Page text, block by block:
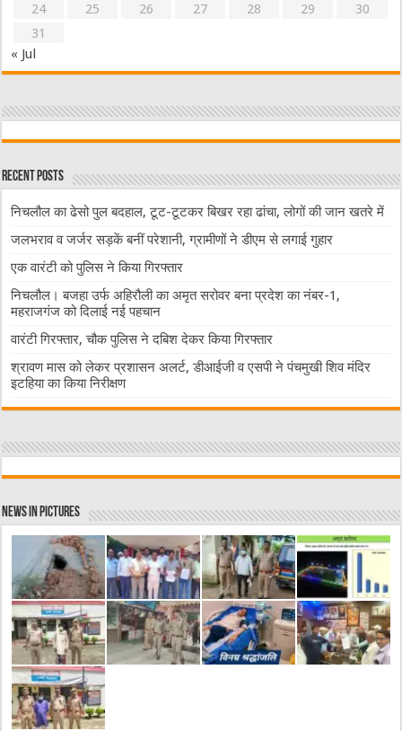
24
25 26 27 28 29
30
31
« Jul
Recent Posts
निचलौल का ढेसो पुल बदहाल, टूट-टूटकर बिखर रहा ढांचा, लोगों की जान खतरे में
जलभराव व जर्जर सड़कें बनीं परेशानी, ग्रामीणों ने डीएम से लगाई गुहार
एक वारंटी को पुलिस ने किया गिरफ्तार
निचलौल। बजहा उर्फ अहिरौली का अमृत सरोवर बना प्रदेश का नंबर-1,
महराजगंज को दिलाई नई पहचान
वारंटी गिरफ्तार, चौक पुलिस ने दबिश देकर किया गिरफ्तार
श्रावण मास को लेकर प्रशासन अलर्ट, डीआईजी व एसपी ने पंचमुखी शिव मंदिर
इटहिया का किया निरीक्षण
News in Pictures